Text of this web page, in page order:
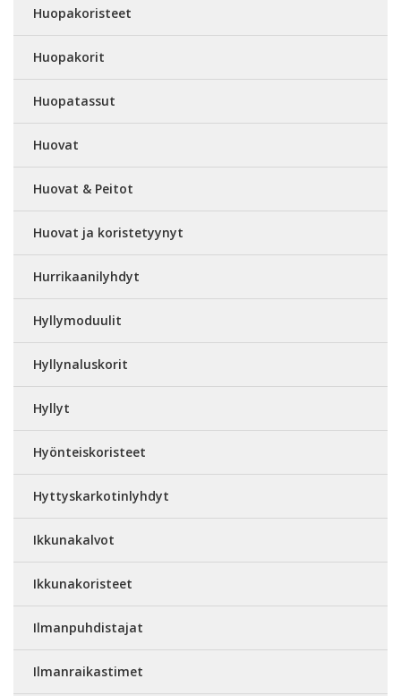
Huopakoristeet
Huopakorit
Huopatassut
Huovat
Huovat & Peitot
Huovat ja koristetyynyt
Hurrikaanilyhdyt
Hyllymoduulit
Hyllynaluskorit
Hyllyt
Hyönteiskoristeet
Hyttyskarkotinlyhdyt
Ikkunakalvot
Ikkunakoristeet
Ilmanpuhdistajat
Ilmanraikastimet